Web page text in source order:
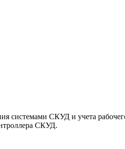
системами СКУД и учета
СКУД.